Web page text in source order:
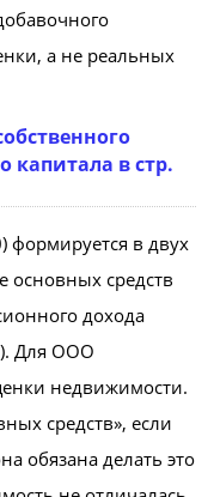
а не реальных
капитала в стр.
формируется в двух
основных средств
дохода
Для ООО
недвижимости.
средств», если
обязана делать это